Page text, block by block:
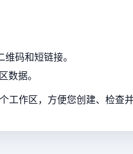
码和短链接。
数据。
工作区，方便您创建、检查并